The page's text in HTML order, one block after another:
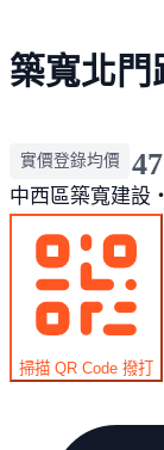
築寬北門
實價登錄均價
中西區築寬建設
掃描 QR Code 撥打